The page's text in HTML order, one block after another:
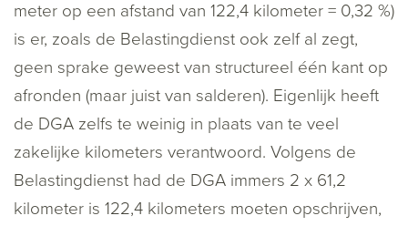
meter op een afstand van 122,4 kilometer = 0,32 %)
is er, zoals de Belastingdienst ook zelf al zegt,
geen sprake geweest van structureel één kant op
afronden (maar juist van salderen). Eigenlijk heeft
de DGA zelfs te weinig in plaats van te veel
zakelijke kilometers verantwoord. Volgens de
Belastingdienst had de DGA immers 2 x 61,2
kilometer is 122,4 kilometers moeten opschrijven,